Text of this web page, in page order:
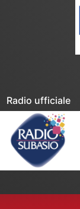
Radio ufficiale